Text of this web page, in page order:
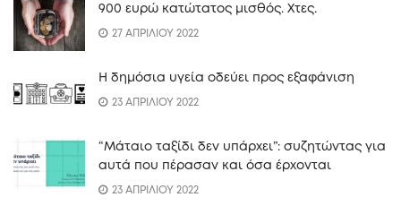
900 ευρώ κατώτατος μισθός. Xτες.
27 ΑΠΡΙΛΙΟΥ 2022
Η δημόσια υγεία οδεύει προς εξαφάνιση
23 ΑΠΡΙΛΙΟΥ 2022
“Mάταιο ταξίδι δεν υπάρχει”: συζητώντας για
αυτά που πέρασαν και όσα έρχονται
23 ΑΠΡΙΛΙΟΥ 2022